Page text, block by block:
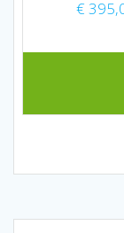
€